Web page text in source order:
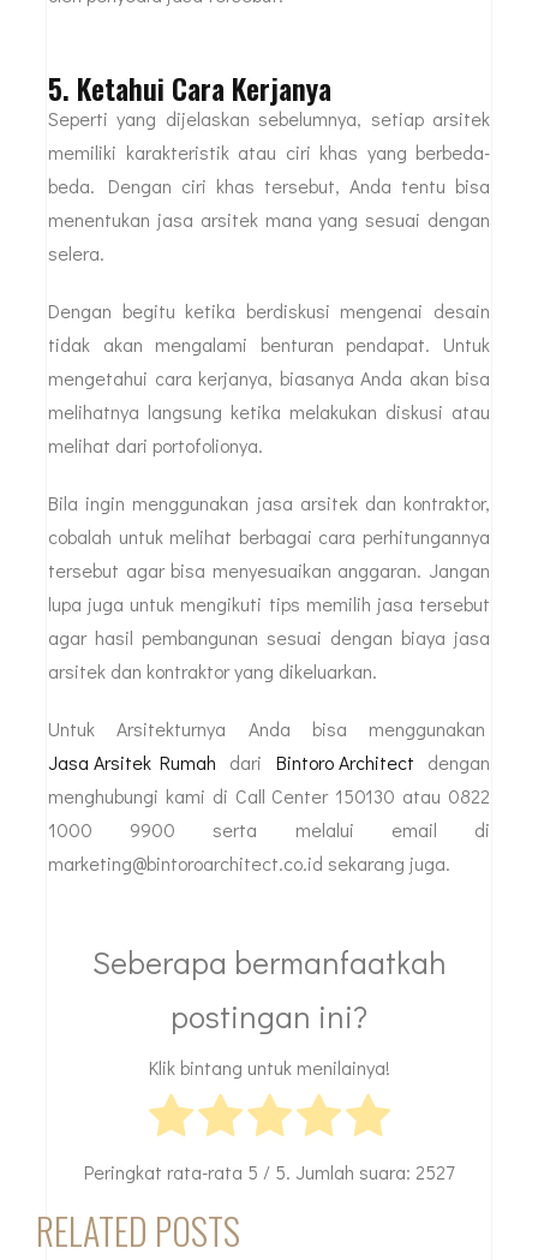
5. Ketahui Cara Kerjanya
Seperti yang dijelaskan sebelumnya, setiap arsitek
memiliki karakteristik atau ciri khas yang berbeda-
beda. Dengan ciri khas tersebut, Anda tentu bisa
menentukan jasa arsitek mana yang sesuai dengan
selera.
Dengan begitu ketika berdiskusi mengenai desain
tidak akan mengalami benturan pendapat. Untuk
mengetahui cara kerjanya, biasanya Anda akan bisa
melihatnya langsung ketika melakukan diskusi atau
melihat dari portofolionya.
Bila ingin menggunakan jasa arsitek dan kontraktor,
cobalah untuk melihat berbagai cara perhitungannya
tersebut agar bisa menyesuaikan anggaran. Jangan
lupa juga untuk mengikuti tips memilih jasa tersebut
agar hasil pembangunan sesuai dengan biaya jasa
arsitek dan kontraktor yang dikeluarkan.
Untuk Arsitekturnya Anda bisa menggunakan
Jasa Arsitek Rumah dari Bintoro Architect dengan
menghubungi kami di Call Center 150130 atau 0822
1000 9900 serta melalui email di
marketing@bintoroarchitect.co.id sekarang juga.
Seberapa bermanfaatkah
postingan ini?
Klik bintang untuk menilainya!
Peringkat rata-rata 5 / 5. Jumlah suara: 2527
RELATED POSTS